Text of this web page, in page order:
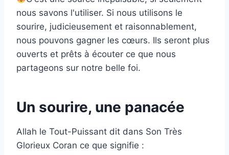
nous savons l'utiliser. Si nous utilisons le
sourire, judicieusement et raisonnablement,
nous pouvons gagner les cœurs. Ils seront plus
ouverts et prêts à écouter ce que nous
partageons sur notre belle foi.
Un sourire, une panacée
Allah le Tout-Puissant dit dans Son Très
Glorieux Coran ce que signifie :